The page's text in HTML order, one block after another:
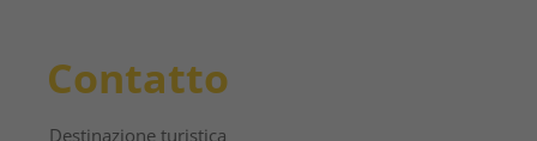
Contatto
Destinazione turistica